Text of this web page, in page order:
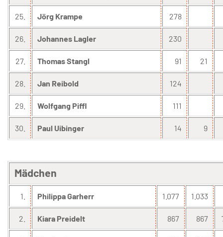
25. Jörg Krampe 278
26. Johannes Lagler 230
27. Thomas Stangl 91 21
28. Jan Reibold 124
29. Wolfgang Piffl 111
30. Paul Uibinger 14 9
Mädchen
1. Philippa Garherr 1.077 1.033
2. Kiara Preidelt 867 867